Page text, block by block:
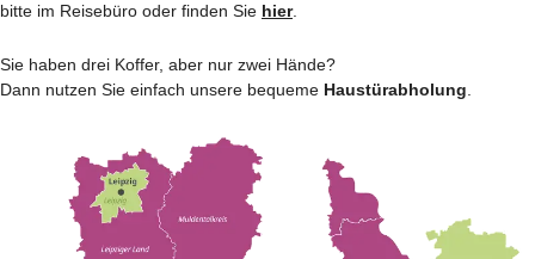
bitte im Reisebüro oder finden Sie hier.
Sie haben drei Koffer, aber nur zwei Hände?
Dann nutzen Sie einfach unsere bequeme Haustürabholung.